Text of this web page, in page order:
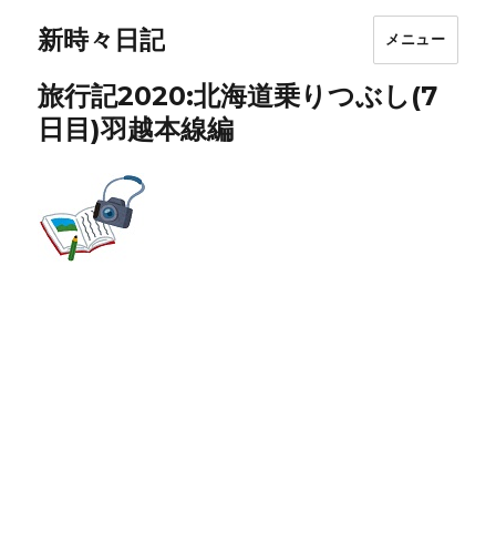
新時々日記 メニュー
旅行記2020:北海道乗りつぶし(7
日目)羽越本線編